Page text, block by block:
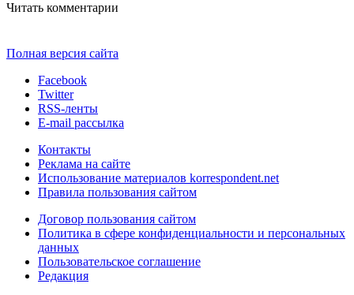
Читать комментарии
Полная версия сайта
Facebook
Twitter
RSS-ленты
E-mail рассылка
Контакты
Реклама на сайте
Использование материалов korrespondent.net
Правила пользования сайтом
Договор пользования сайтом
Политика в сфере конфиденциальности и персональных
данных
Пользовательское соглашение
Редакция